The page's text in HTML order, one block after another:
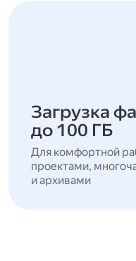
Загрузка
до 100 ГБ
Для комфортной
проектами,
и архивами